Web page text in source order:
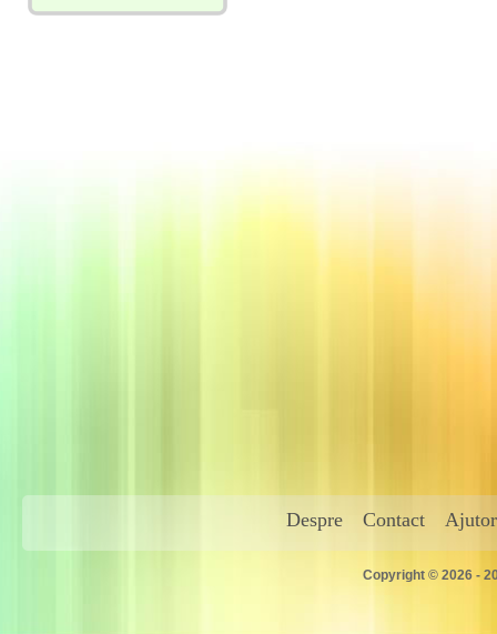
Despre Contact Ajutor
Copyright © 2026 -